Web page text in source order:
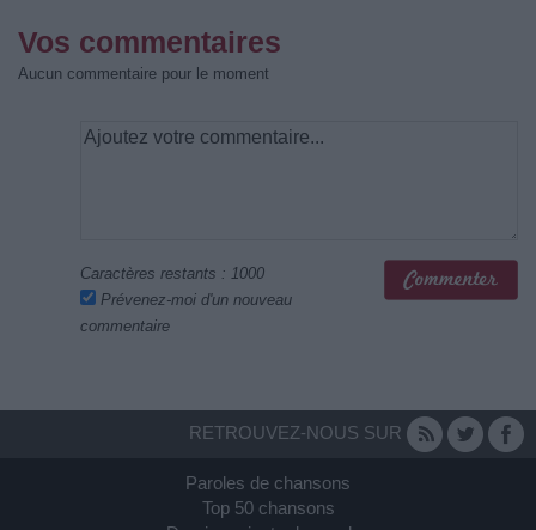
Vos commentaires
Aucun commentaire pour le moment
Caractères restants : 1000
Prévenez-moi d'un nouveau
commentaire
RETROUVEZ-NOUS SUR
Paroles de chansons
Top 50 chansons